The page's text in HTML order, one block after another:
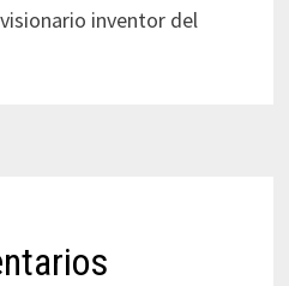
inventor del